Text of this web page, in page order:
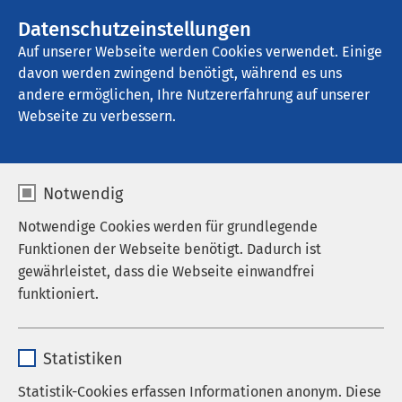
Datenschutzeinstellungen
Auf unserer Webseite werden Cookies verwendet. Einige
davon werden zwingend benötigt, während es uns
andere ermöglichen, Ihre Nutzererfahrung auf unserer
Webseite zu verbessern.
Notwendig
Notwendige Cookies werden für grundlegende
Funktionen der Webseite benötigt. Dadurch ist
gewährleistet, dass die Webseite einwandfrei
funktioniert.
Anbieter sgalinski
Statistiken
Statistik-Cookies erfassen Informationen anonym. Diese
AMEOS Pflege Heiligenhafen
Auf einen Blick
Wir gestalten erfolgreich innovative
haben wir im betrieblichen Geschehen Strukturen
geschaffen, die geeignet sind, individuelle